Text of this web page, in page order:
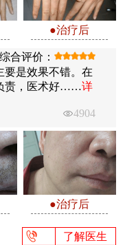
●治疗后
综合评价：
要是效果不错。在
责，医术好……详
4904
●治疗后
了解医生